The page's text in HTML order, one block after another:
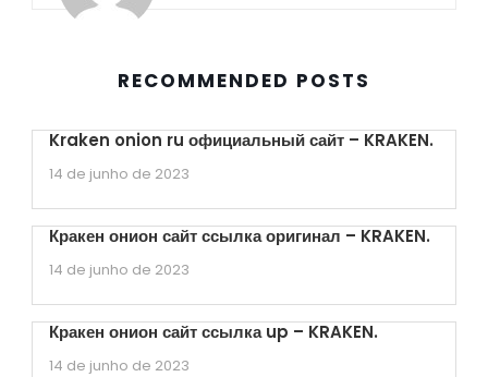
RECOMMENDED POSTS
Kraken onion ru официальный сайт – KRAKEN.
14 de junho de 2023
Кракен онион сайт ссылка оригинал – KRAKEN.
14 de junho de 2023
Кракен онион сайт ссылка up – KRAKEN.
14 de junho de 2023